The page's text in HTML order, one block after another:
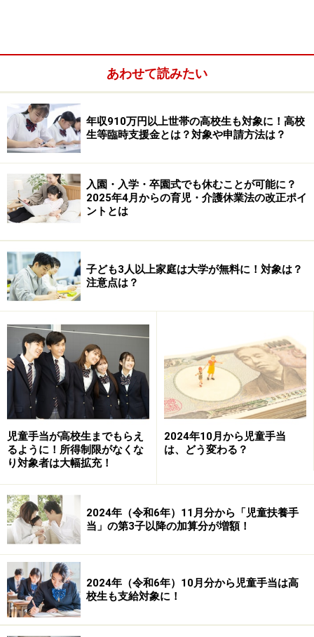
対象となるのは、ママが働いていて自分で健康保険に加
入しているか、国民健康保険に加入している場合、ある
いはパパの健康保険の被扶養配偶者になっている場合
や、都合で親の健康保険の被扶養者になっているケース
でも対象になります。
出産から2年以内なら請求可能
らえませんので、もらい忘れに気付いたら、手遅れにな
出産手当金
「 出産手当金
」は、主に会社員や公務員で仕事を継続す
るママがもらえる産休中のお給料の代わりです。
「月給(支給額) ÷ 30× 2／3 × 日数分」がもらえる額の目
安。出産が予定日より早まったり遅れたりすると、もら
える日数が変わります。
ただし、産休中にお給料が支払われる会社は、出産手当
金から産休中のお給料分を差し引く必要があります。給
付の対象となるのは、勤め先の健康保険に加入していて
産休中も健康保険料を支払っているママです。
あわせて読みたい
年収910万円以上世帯の高校生も対象に！高校
生等臨時支援金とは？対象や申請方法は？
入園・入学・卒園式でも休むことが可能に？
2025年4月からの育児・介護休業法の改正ポイ
ントとは
子ども3人以上家庭は大学が無料に！対象は？
注意点は？
児童手当が高校生までもらえ
るように！所得制限がなくな
り対象者は大幅拡充！
2024年10月から児童手当
は、どう変わる？
2024年（令和6年）11月分から「児童扶養手
当」の第3子以降の加算分が増額！
2024年（令和6年）10月分から児童手当は高
校生も支給対象に！